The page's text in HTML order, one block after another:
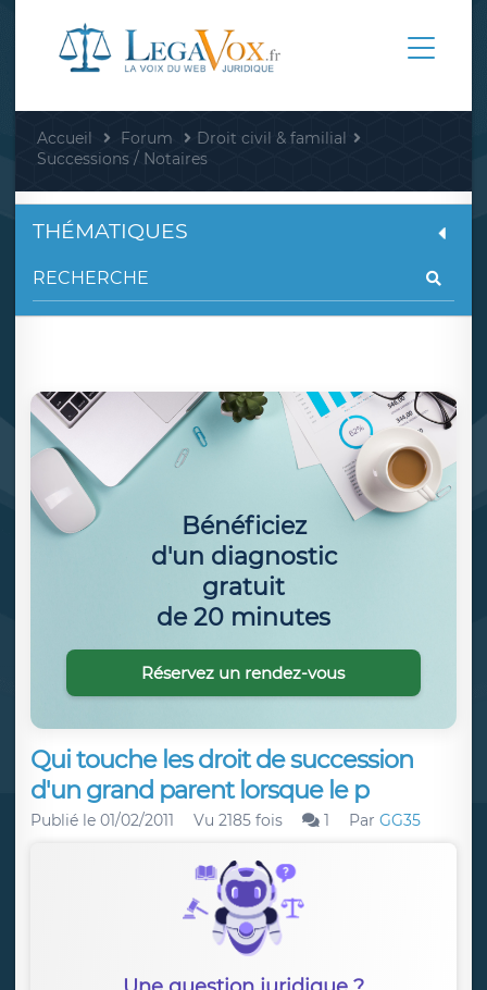
Accueil Forum
Droit civil & familial
Successions / Notaires
Qui touche les droit de succession
d'un grand parent lorsque le p
Publié le 01/02/2011 Vu 2185 fois 1 Par GG35
THÉMATIQUES
Bénéficiez
d'un diagnostic
gratuit
de 20 minutes
Réservez un rendez-vous